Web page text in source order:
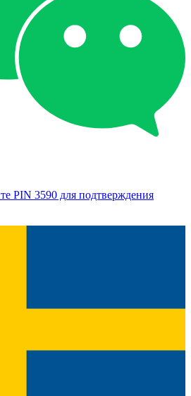
PIN 3590 для подтверждения